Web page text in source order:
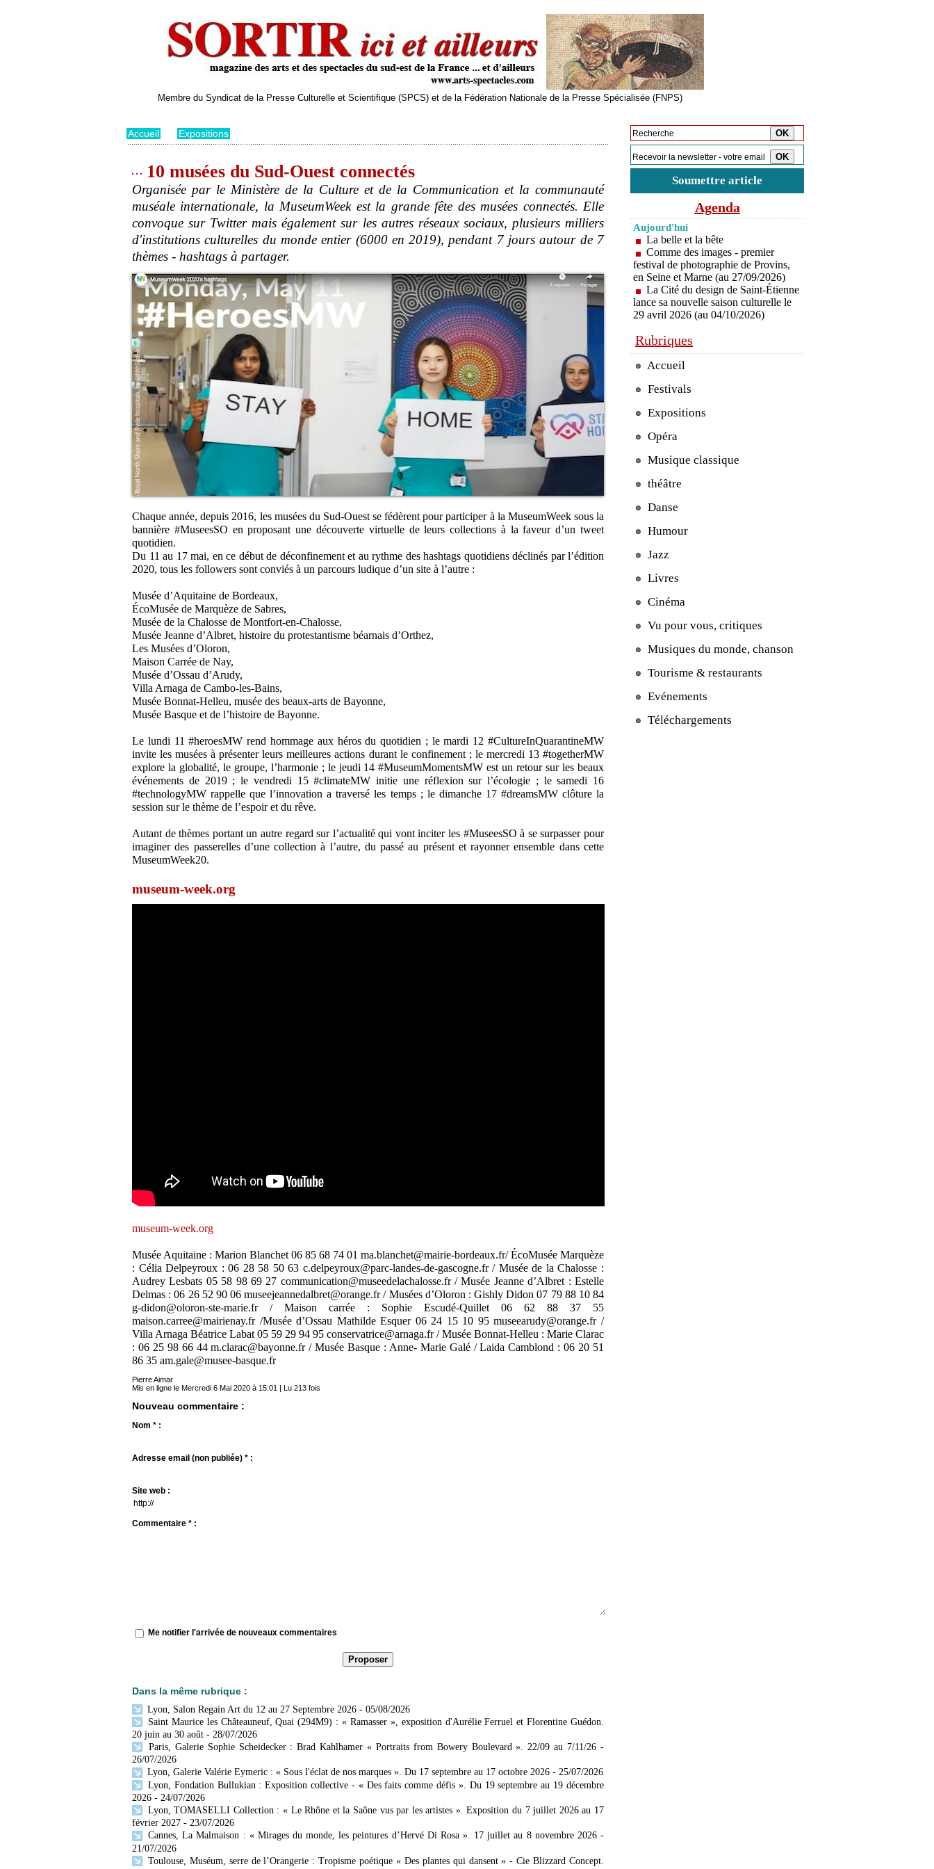
Membre du Syndicat de la Presse Culturelle et Scientifique (SPCS) et de la Fédération Nationale de la Presse Spécialisée (FNPS)
Accueil Expositions
10 musées du Sud-Ouest connectés
Organisée par le Ministère de la Culture et de la Communication et la communauté
muséale internationale, la MuseumWeek est la grande fête des musées connectés. Elle
convoque sur Twitter mais également sur les autres réseaux sociaux, plusieurs milliers
d'institutions culturelles du monde entier (6000 en 2019), pendant 7 jours autour de 7
thèmes - hashtags à partager.
Chaque année, depuis 2016, les musées du Sud-Ouest se fédèrent pour participer à la MuseumWeek sous la
bannière #MuseesSO en proposant une découverte virtuelle de leurs collections à la faveur d’un tweet
quotidien.
Du 11 au 17 mai, en ce début de déconfinement et au rythme des hashtags quotidiens déclinés par l’édition
2020, tous les followers sont conviés à un parcours ludique d’un site à l’autre :
Musée d’Aquitaine de Bordeaux,
ÉcoMusée de Marquèze de Sabres,
Musée de la Chalosse de Montfort-en-Chalosse,
Musée Jeanne d’Albret, histoire du protestantisme béarnais d’Orthez,
Les Musées d’Oloron,
Maison Carrée de Nay,
Musée d’Ossau d’Arudy,
Villa Arnaga de Cambo-les-Bains,
Musée Bonnat-Helleu, musée des beaux-arts de Bayonne,
Musée Basque et de l’histoire de Bayonne.
Le lundi 11 #heroesMW rend hommage aux héros du quotidien ; le mardi 12 #CultureInQuarantineMW
invite les musées à présenter leurs meilleures actions durant le confinement ; le mercredi 13 #togetherMW
explore la globalité, le groupe, l’harmonie ; le jeudi 14 #MuseumMomentsMW est un retour sur les beaux
événements de 2019 ; le vendredi 15 #climateMW initie une réflexion sur l’écologie ; le samedi 16
#technologyMW rappelle que l’innovation a traversé les temps ; le dimanche 17 #dreamsMW clôture la
session sur le thème de l’espoir et du rêve.
Autant de thèmes portant un autre regard sur l’actualité qui vont inciter les #MuseesSO à se surpasser pour
imaginer des passerelles d’une collection à l’autre, du passé au présent et rayonner ensemble dans cette
MuseumWeek20.
museum-week.org
museum-week.org
Musée Aquitaine : Marion Blanchet 06 85 68 74 01 ma.blanchet@mairie-bordeaux.fr/ ÉcoMusée Marquèze
: Célia Delpeyroux : 06 28 58 50 63 c.delpeyroux@parc-landes-de-gascogne.fr / Musée de la Chalosse :
Audrey Lesbats 05 58 98 69 27 communication@museedelachalosse.fr / Musée Jeanne d’Albret : Estelle
Delmas : 06 26 52 90 06 museejeannedalbret@orange.fr / Musées d’Oloron : Gishly Didon 07 79 88 10 84
g-didon@oloron-ste-marie.fr / Maison carrée : Sophie Escudé-Quillet 06 62 88 37 55
maison.carree@mairienay.fr /Musée d’Ossau Mathilde Esquer 06 24 15 10 95 museearudy@orange.fr /
Villa Arnaga Béatrice Labat 05 59 29 94 95 conservatrice@arnaga.fr / Musée Bonnat-Helleu : Marie Clarac
: 06 25 98 66 44 m.clarac@bayonne.fr / Musée Basque : Anne- Marie Galé / Laida Camblond : 06 20 51
86 35 am.gale@musee-basque.fr
Pierre Aimar
Mis en ligne le Mercredi 6 Mai 2020 à 15:01 | Lu 213 fois
Nouveau commentaire :
Nom * :
Adresse email (non publiée) * :
Site web :
Commentaire * :
Me notifier l'arrivée de nouveaux commentaires
Dans la même rubrique :
Lyon, Salon Regain Art du 12 au 27 Septembre 2026 - 05/08/2026
Saint Maurice les Châteauneuf, Quai (294M9) : « Ramasser », exposition d'Aurélie Ferruel et Florentine Guédon.
20 juin au 30 août - 28/07/2026
Paris, Galerie Sophie Scheidecker : Brad Kahlhamer « Portraits from Bowery Boulevard ». 22/09 au 7/11/26 -
26/07/2026
Lyon, Galerie Valérie Eymeric : « Sous l'éclat de nos marques ». Du 17 septembre au 17 octobre 2026 - 25/07/2026
Lyon, Fondation Bullukian : Exposition collective - « Des faits comme défis ». Du 19 septembre au 19 décembre
2026 - 24/07/2026
Lyon, TOMASELLI Collection : « Le Rhône et la Saône vus par les artistes ». Exposition du 7 juillet 2026 au 17
février 2027 - 23/07/2026
Cannes, La Malmaison : « Mirages du monde, les peintures d’Hervé Di Rosa ». 17 juillet au 8 novembre 2026 -
21/07/2026
Toulouse, Muséum, serre de l’Orangerie : Tropisme poétique « Des plantes qui dansent » - Cie Blizzard Concept.
Soumettre article
Agenda
Aujourd'hui
La belle et la bête
Comme des images - premier
festival de photographie de Provins,
en Seine et Marne (au 27/09/2026)
La Cité du design de Saint-Étienne
lance sa nouvelle saison culturelle le
29 avril 2026 (au 04/10/2026)
Rubriques
Accueil
Festivals
Expositions
Opéra
Musique classique
théâtre
Danse
Humour
Jazz
Livres
Cinéma
Vu pour vous, critiques
Musiques du monde, chanson
Tourisme & restaurants
Evénements
Téléchargements